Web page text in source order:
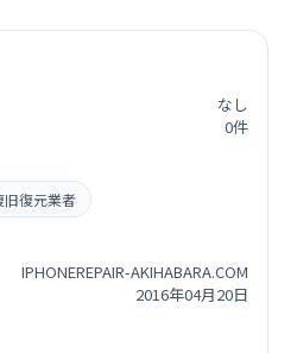
なし
0件
旧復元業者
IPHONEREPAIR-AKIHABARA.COM
2016年04月20日